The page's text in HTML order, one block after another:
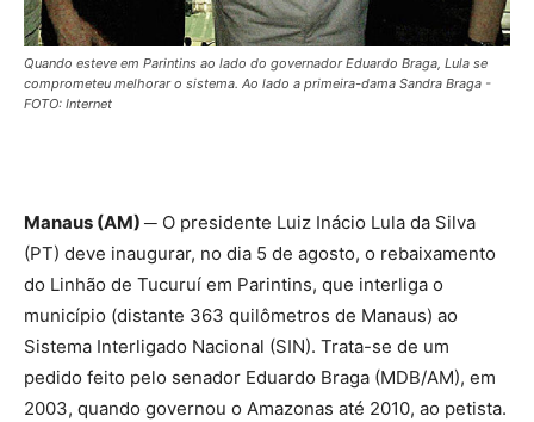
Quando esteve em Parintins ao lado do governador Eduardo Braga, Lula se
comprometeu melhorar o sistema. Ao lado a primeira-dama Sandra Braga -
FOTO: Internet
Manaus (AM) ─ O presidente Luiz Inácio Lula da Silva
(PT) deve inaugurar, no dia 5 de agosto, o rebaixamento
do Linhão de Tucuruí em Parintins, que interliga o
município (distante 363 quilômetros de Manaus) ao
Sistema Interligado Nacional (SIN). Trata-se de um
pedido feito pelo senador Eduardo Braga (MDB/AM), em
2003, quando governou o Amazonas até 2010, ao petista.